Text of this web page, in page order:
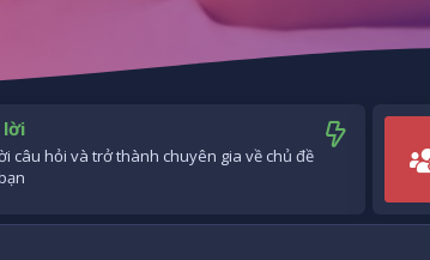
lời
câu hỏi và trở thành chuyên gia về chủ đề